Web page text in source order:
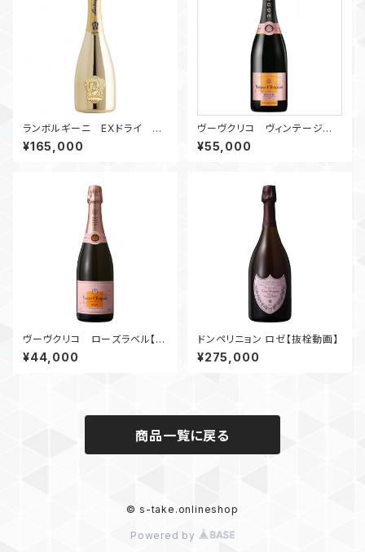
ランボルギーニ EXドライ ゴ
ールド【抜栓動画】
¥165,000
ヴーヴクリコ ヴィンテージロ
ーズラベル【抜栓動画】
¥55,000
ヴーヴクリコ ローズラベル【抜
栓動画】
¥44,000
ドンペリニョン ロゼ【抜栓動画】
¥275,000
商品一覧に戻る
© s-take.onlineshop
Powered by